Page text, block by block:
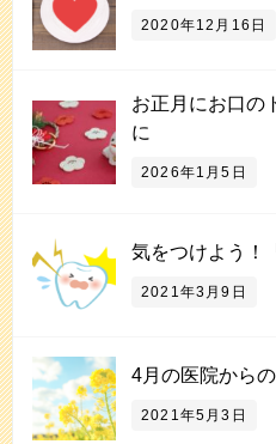
2020年12月16日
お正月にお口の
に
2026年1月5日
気をつけよう！
2021年3月9日
4月の医院から
2021年5月3日